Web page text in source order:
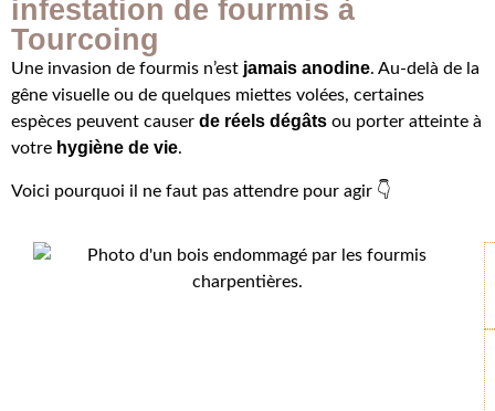
infestation de fourmis à
Tourcoing
Une invasion de fourmis n’est jamais anodine. Au-delà de la
gêne visuelle ou de quelques miettes volées, certaines
espèces peuvent causer de réels dégâts ou porter atteinte à
votre hygiène de vie.
Voici pourquoi il ne faut pas attendre pour agir 👇